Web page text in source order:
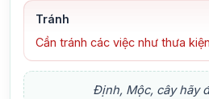
Tránh
Cần tránh các việc như thưa
Định, Mộc, cây hãy